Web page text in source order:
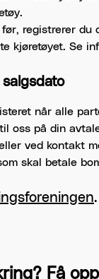
registrerer
kjøretøyet. Se
når alle
oss på din
ved kontakt
skal betale
.
Få